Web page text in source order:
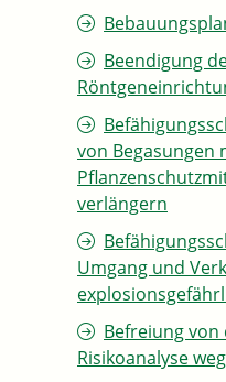
Beendigung
von Begasungen
verlängern
Umgang und
Befreiung
Risikoanalyse